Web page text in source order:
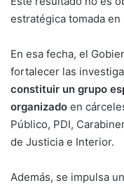
estratégica tomada
En esa fecha, el
fortalecer las
constituir un grupo
organizado en
Público, PDI,
de Justicia e Interior.
Además, se impulsa